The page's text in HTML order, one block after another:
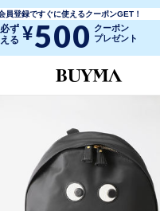
員登録ですぐに使えるクーポンGET！
ず
る ¥500 クーポン
プレゼント